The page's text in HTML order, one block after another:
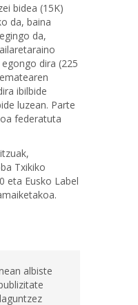
bidea (15K)
da, baina
da,
dira (225
ibilbide
luzean. Parte
federatuta
Txikiko
eta Eusko Label
albiste